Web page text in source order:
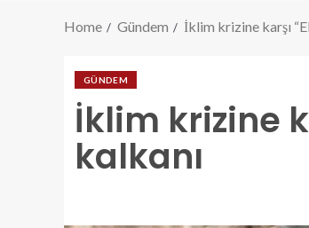
Home Gündem İklim krizine karşı
GÜNDEM
İklim krizine
kalkanı